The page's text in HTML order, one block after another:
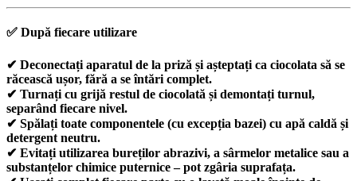
✅ După fiecare utilizare
✔ Deconectați aparatul de la priză și așteptați ca ciocolata să se
răcească ușor, fără a se întări complet.
✔ Turnați cu grijă restul de ciocolată și demontați turnul,
separând fiecare nivel.
✔ Spălați toate componentele (cu excepția bazei) cu apă caldă și
detergent neutru.
✔ Evitați utilizarea bureților abrazivi, a sârmelor metalice sau a
substanțelor chimice puternice – pot zgâria suprafața.